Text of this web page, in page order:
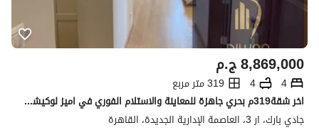
ج.م8,869,000
4
4
319 متر مربع
اخر شقة319م بحري جاهزة للمعاينة والاستلام الفوري في اميز لوكيشن عند مدخل العاصمة العاصمة | كمبوند جادي بارك العاصمة الاداريه|R3
جادي بارك، ار 3، العاصمة الإدارية الجديدة، القاهرة